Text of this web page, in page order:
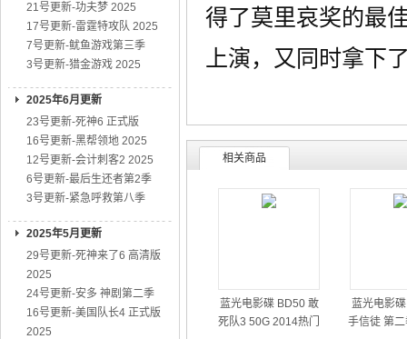
21号更新-功夫梦 2025
17号更新-雷霆特攻队 2025
7号更新-鱿鱼游戏第三季
3号更新-猎金游戏 2025
2025年6月更新
23号更新-死神6 正式版
16号更新-黑帮领地 2025
12号更新-会计刺客2 2025
6号更新-最后生还者第2季
3号更新-紧急呼救第八季
2025年5月更新
29号更新-死神来了6 高清版
2025
24号更新-安多 神剧第二季
16号更新-美国队长4 正式版
2025
得了莫里哀奖的最
上演，又同时拿下
相关商品
蓝光电影碟 BD50 敢
死队3 50G 2014热门
蓝光电影
手信徒 第